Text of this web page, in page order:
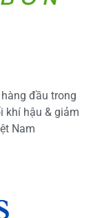
đầu trong
khí hậu & giảm
Nam